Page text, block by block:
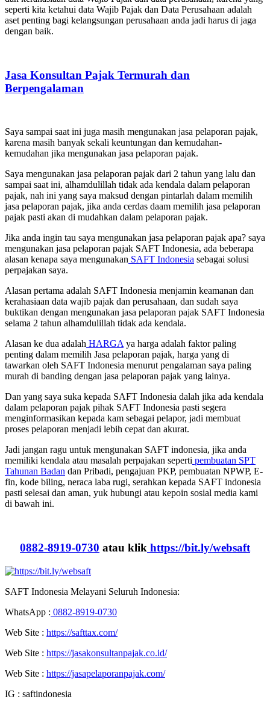
seperti kita ketahui data Wajib Pajak dan Data Perusahaan adalah
aset penting bagi kelangsungan perusahaan anda jadi harus di jaga
dengan baik.
Jasa Konsultan Pajak Termurah dan
Berpengalaman
Saya sampai saat ini juga masih mengunakan jasa pelaporan pajak,
karena masih banyak sekali keuntungan dan kemudahan-
kemudahan jika mengunakan jasa pelaporan pajak.
Saya mengunakan jasa pelaporan pajak dari 2 tahun yang lalu dan
sampai saat ini, alhamdulillah tidak ada kendala dalam pelaporan
pajak, nah ini yang saya maksud dengan pintarlah dalam memilih
jasa pelaporan pajak, jika anda cerdas daam memilih jasa pelaporan
pajak pasti akan di mudahkan dalam pelaporan pajak.
Jika anda ingin tau saya mengunakan jasa pelaporan pajak apa? saya
mengunakan jasa pelaporan pajak SAFT Indonesia, ada beberapa
alasan kenapa saya mengunakan SAFT Indonesia sebagai solusi
perpajakan saya.
Alasan pertama adalah SAFT Indonesia menjamin keamanan dan
kerahasiaan data wajib pajak dan perusahaan, dan sudah saya
buktikan dengan mengunakan jasa pelaporan pajak SAFT Indonesia
selama 2 tahun alhamdulillah tidak ada kendala.
Alasan ke dua adalah HARGA ya harga adalah faktor paling
penting dalam memilih Jasa pelaporan pajak, harga yang di
tawarkan oleh SAFT Indonesia menurut pengalaman saya paling
murah di banding dengan jasa pelaporan pajak yang lainya.
Dan yang saya suka kepada SAFT Indonesia dalah jika ada kendala
dalam pelaporan pajak pihak SAFT Indonesia pasti segera
menginformasikan kepada kam sebagai pelapor, jadi membuat
proses pelaporan menjadi lebih cepat dan akurat.
Jadi jangan ragu untuk mengunakan SAFT indonesia, jika anda
memiliki kendala atau masalah perpajakan seperti pembuatan SPT
Tahunan Badan dan Pribadi, pengajuan PKP, pembuatan NPWP, E-
fin, kode biling, neraca laba rugi, serahkan kepada SAFT indonesia
pasti selesai dan aman, yuk hubungi atau kepoin sosial media kami
di bawah ini.
0882-8919-0730 atau klik https://bit.ly/websaft
SAFT Indonesia Melayani Seluruh Indonesia:
WhatsApp : 0882-8919-0730
Web Site : https://safttax.com/
Web Site : https://jasakonsultanpajak.co.id/
Web Site : https://jasapelaporanpajak.com/
IG : saftindonesia